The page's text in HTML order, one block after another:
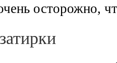
осторожно,